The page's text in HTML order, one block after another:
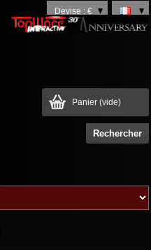
Devise : €
Panier (vide)